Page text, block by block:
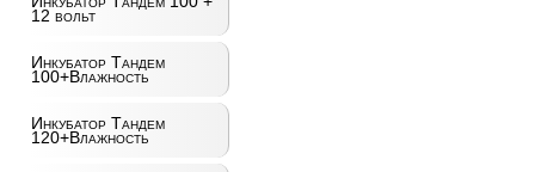
12 вольт
Инкубатор Тандем
100+Влажность
Инкубатор Тандем
120+Влажность